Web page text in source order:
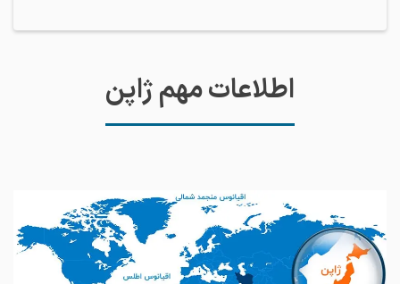
اطلاعات مهم ژاپن